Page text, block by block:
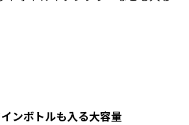
ンボトルも入る大容量